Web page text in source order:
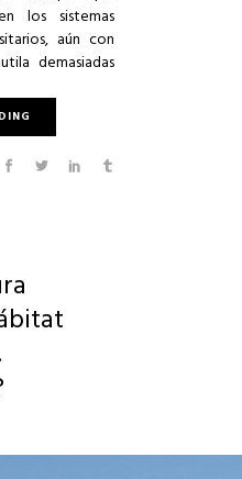
los sistemas
aún con
demasiadas